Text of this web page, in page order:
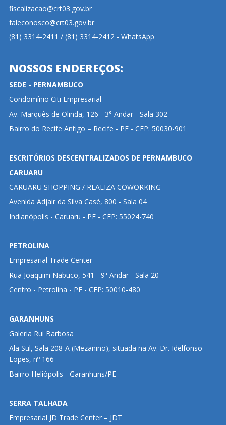
fiscalizacao@crt03.gov.br
faleconosco@crt03.gov.br
(81) 3314-2411 / (81) 3314-2412 - WhatsApp
NOSSOS ENDEREÇOS:
SEDE - PERNAMBUCO
Condomínio Citi Empresarial
Av. Marquês de Olinda, 126 - 3° Andar - Sala 302
Bairro do Recife Antigo – Recife - PE - CEP: 50030-901
ESCRITÓRIOS DESCENTRALIZADOS DE PERNAMBUCO
CARUARU
CARUARU SHOPPING / REALIZA COWORKING
Avenida Adjair da Silva Casé, 800 - Sala 04
Indianópolis - Caruaru - PE - CEP: 55024-740
PETROLINA
Empresarial Trade Center
Rua Joaquim Nabuco, 541 - 9ª Andar - Sala 20
Centro - Petrolina - PE - CEP: 50010-480
GARANHUNS
Galeria Rui Barbosa
Ala Sul, Sala 208-A (Mezanino), situada na Av. Dr. Idelfonso
Lopes, nº 166
Bairro Heliópolis - Garanhuns/PE
SERRA TALHADA
Empresarial JD Trade Center – JDT